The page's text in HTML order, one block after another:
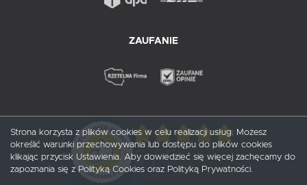
ZAUFANIE
5/ 5
Strona korzysta z plików cookies w celu realizacji usług. Możesz
określić warunki przechowywania lub dostępu do plików cookies
klikając przycisk Ustawienia. Aby dowiedzieć się więcej zachęcamy do
zapoznania się z Polityką Cookies oraz Polityką Prywatności.